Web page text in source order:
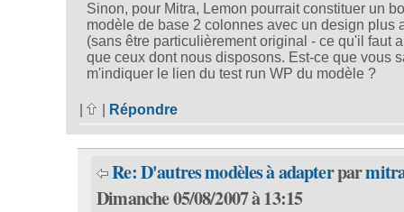
Sinon, pour Mitra, Lemon pourrait constituer un
modèle de base 2 colonnes avec un design plus
(sans être particulièrement original - ce qu'il faut
que ceux dont nous disposons. Est-ce que vous
m'indiquer le lien du test run WP du modèle ?
| Répondre
Re: D'autres modèles à adapterpar
Dimanche 05/08/2007 à 13:15